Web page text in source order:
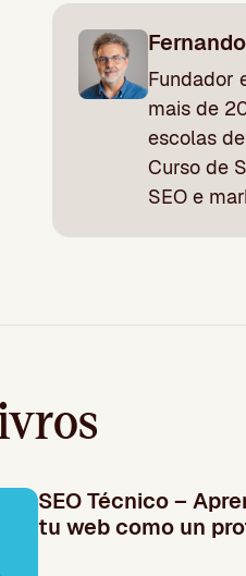
Fundador
mais de
escolas
Curso de
SEO e
SEO Técnico –
tu web como un